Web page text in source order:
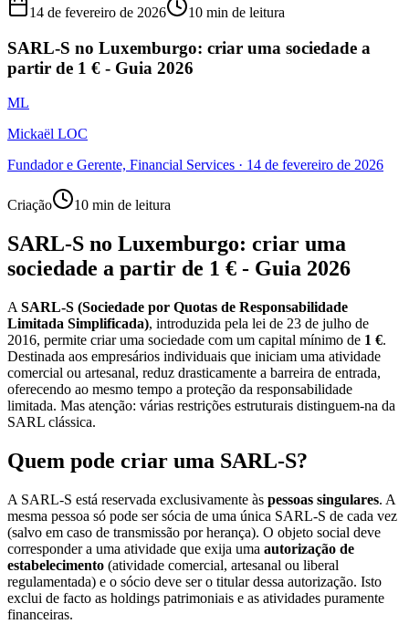
14 de fevereiro de 2026
10 min de leitura
SARL-S no Luxemburgo: criar uma sociedade a
partir de 1 € - Guia 2026
ML
Mickaël LOC
Fundador e Gerente, Financial Services · 14 de fevereiro de 2026
Criação 10 min de leitura
SARL-S no Luxemburgo: criar uma
sociedade a partir de 1 € - Guia 2026
A SARL-S (Sociedade por Quotas de Responsabilidade
Limitada Simplificada), introduzida pela lei de 23 de julho de
2016, permite criar uma sociedade com um capital mínimo de 1 €.
Destinada aos empresários individuais que iniciam uma atividade
comercial ou artesanal, reduz drasticamente a barreira de entrada,
oferecendo ao mesmo tempo a proteção da responsabilidade
limitada. Mas atenção: várias restrições estruturais distinguem-na da
SARL clássica.
Quem pode criar uma SARL-S?
A SARL-S está reservada exclusivamente às pessoas singulares. A
mesma pessoa só pode ser sócia de uma única SARL-S de cada vez
(salvo em caso de transmissão por herança). O objeto social deve
corresponder a uma atividade que exija uma autorização de
estabelecimento (atividade comercial, artesanal ou liberal
regulamentada) e o sócio deve ser o titular dessa autorização. Isto
exclui de facto as holdings patrimoniais e as atividades puramente
financeiras.